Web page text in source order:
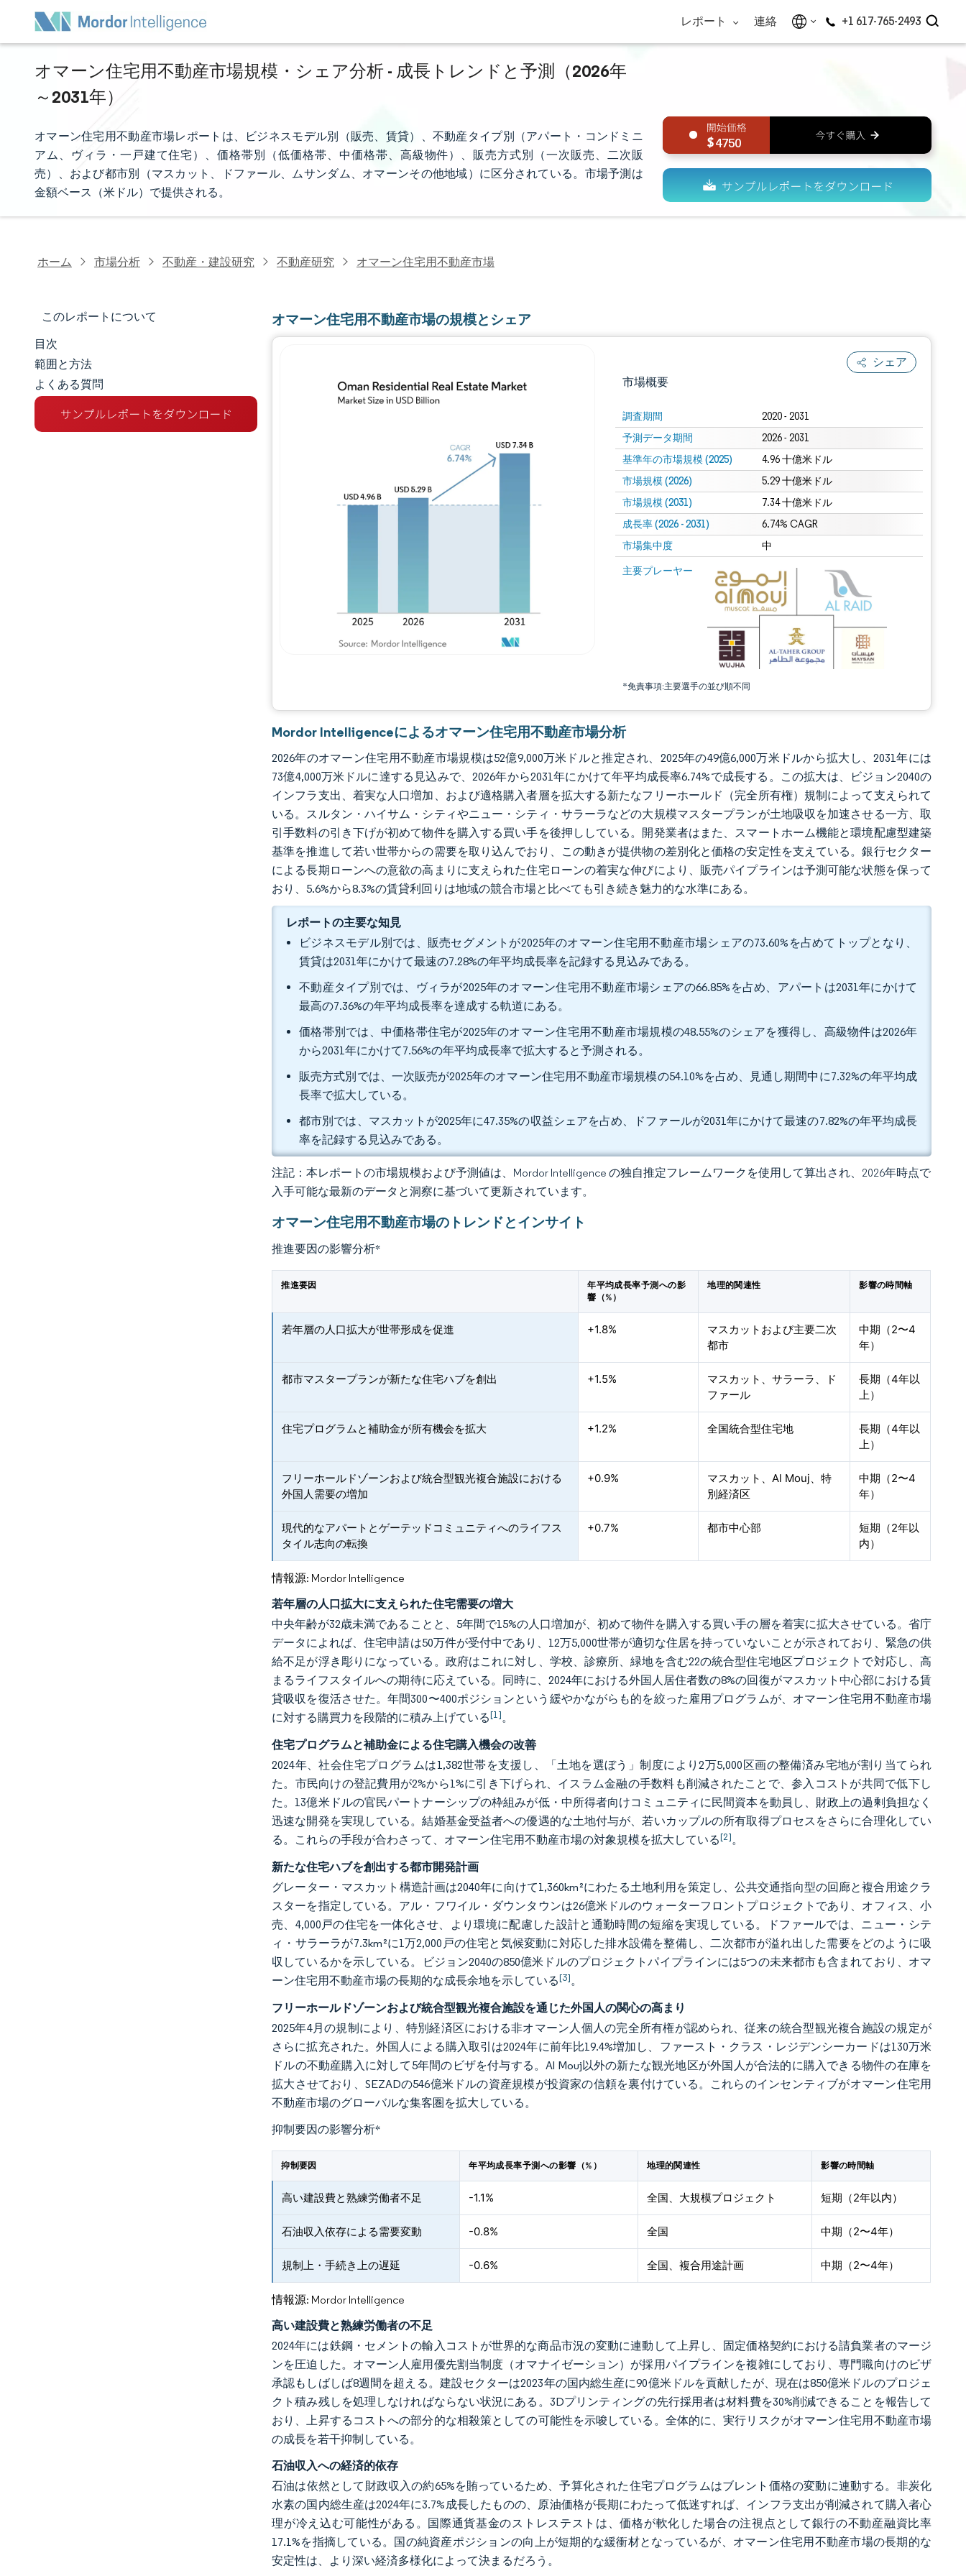
レポート 連絡 +1 617-765-2493
オマーン住宅用不動産市場規模・シェア分析 - 成長トレンドと予測（2026年
～2031年）
オマーン住宅用不動産市場レポートは、ビジネスモデル別（販売、賃貸）、不動産タイプ別（アパート・コンドミニ
アム、ヴィラ・一戸建て住宅）、価格帯別（低価格帯、中価格帯、高級物件）、販売方式別（一次販売、二次販
売）、および都市別（マスカット、ドファール、ムサンダム、オマーンその他地域）に区分されている。市場予測は
金額ベース（米ドル）で提供される。
4750
ホーム 市場分析 不動産・建設研究 不動産研究 オマーン住宅用不動産市場
このレポートについて
市場規模とシェア
市場分析
トレンドとインサイト
目次
範囲と方法
よくある質問
オマーン住宅用不動産市場の規模とシェア
シェア
市場概要
調査期間 2020 - 2031
予測データ期間 2026 - 2031
基準年の市場規模 (2025) 4.96 十億米ドル
市場規模 (2026) 5.29 十億米ドル
市場規模 (2031) 7.34 十億米ドル
成長率 (2026 - 2031) 6.74% CAGR
市場集中度 中
主要プレーヤー
*免責事項:主要選手の並び順不同
画像 © Mordor Intelligence。再利用にはCC BY 4.0の表示が必要です。
画像 © Mordor Intelligence。再利用にはCC BY 4.0の表示が必要です。
Mordor Intelligenceによるオマーン住宅用不動産市場分析
2026年のオマーン住宅用不動産市場規模は52億9,000万米ドルと推定され、2025年の49億6,000万米ドルから拡大し、2031年には
73億4,000万米ドルに達する見込みで、2026年から2031年にかけて年平均成長率6.74%で成長する。この拡大は、ビジョン2040の
インフラ支出、着実な人口増加、および適格購入者層を拡大する新たなフリーホールド（完全所有権）規制によって支えられて
いる。スルタン・ハイサム・シティやニュー・シティ・サラーラなどの大規模マスタープランが土地吸収を加速させる一方、取
引手数料の引き下げが初めて物件を購入する買い手を後押ししている。開発業者はまた、スマートホーム機能と環境配慮型建築
基準を推進して若い世帯からの需要を取り込んでおり、この動きが提供物の差別化と価格の安定性を支えている。銀行セクター
による長期ローンへの意欲の高まりに支えられた住宅ローンの着実な伸びにより、販売パイプラインは予測可能な状態を保って
おり、5.6%から8.3%の賃貸利回りは地域の競合市場と比べても引き続き魅力的な水準にある。
レポートの主要な知見
ビジネスモデル別では、販売セグメントが2025年のオマーン住宅用不動産市場シェアの73.60%を占めてトップとなり、
賃貸は2031年にかけて最速の7.28%の年平均成長率を記録する見込みである。
不動産タイプ別では、ヴィラが2025年のオマーン住宅用不動産市場シェアの66.85%を占め、アパートは2031年にかけて
最高の7.36%の年平均成長率を達成する軌道にある。
価格帯別では、中価格帯住宅が2025年のオマーン住宅用不動産市場規模の48.55%のシェアを獲得し、高級物件は2026年
から2031年にかけて7.56%の年平均成長率で拡大すると予測される。
販売方式別では、一次販売が2025年のオマーン住宅用不動産市場規模の54.10%を占め、見通し期間中に7.32%の年平均成
長率で拡大している。
都市別では、マスカットが2025年に47.35%の収益シェアを占め、ドファールが2031年にかけて最速の7.82%の年平均成長
率を記録する見込みである。
注記：本レポートの市場規模および予測値は、Mordor Intelligence の独自推定フレームワークを使用して算出され、2026年時点で
入手可能な最新のデータと洞察に基づいて更新されています。
オマーン住宅用不動産市場のトレンドとインサイト
推進要因の影響分析*
推進要因
年平均成長率予測への影
響（%）
地理的関連性 影響の時間軸
若年層の人口拡大が世帯形成を促進 +1.8%
マスカットおよび主要二次
都市
中期（2〜4
年）
都市マスタープランが新たな住宅ハブを創出 +1.5%
マスカット、サラーラ、ド
ファール
長期（4年以
上）
住宅プログラムと補助金が所有機会を拡大 +1.2% 全国統合型住宅地
長期（4年以
上）
フリーホールドゾーンおよび統合型観光複合施設における
外国人需要の増加
+0.9%
マスカット、Al Mouj、特
別経済区
中期（2〜4
年）
現代的なアパートとゲーテッドコミュニティへのライフス
タイル志向の転換
+0.7% 都市中心部
短期（2年以
内）
情報源: Mordor Intelligence
若年層の人口拡大に支えられた住宅需要の増大
中央年齢が32歳未満であることと、5年間で15%の人口増加が、初めて物件を購入する買い手の層を着実に拡大させている。省庁
データによれば、住宅申請は50万件が受付中であり、12万5,000世帯が適切な住居を持っていないことが示されており、緊急の供
給不足が浮き彫りになっている。政府はこれに対し、学校、診療所、緑地を含む22の統合型住宅地区プロジェクトで対応し、高
まるライフスタイルへの期待に応えている。同時に、2024年における外国人居住者数の8%の回復がマスカット中心部における賃
貸吸収を復活させた。年間300〜400ポジションという緩やかながらも的を絞った雇用プログラムが、オマーン住宅用不動産市場
に対する購買力を段階的に積み上げている[1]。
住宅プログラムと補助金による住宅購入機会の改善
2024年、社会住宅プログラムは1,382世帯を支援し、「土地を選ぼう」制度により2万5,000区画の整備済み宅地が割り当てられ
た。市民向けの登記費用が2%から1%に引き下げられ、イスラム金融の手数料も削減されたことで、参入コストが共同で低下し
た。13億米ドルの官民パートナーシップの枠組みが低・中所得者向けコミュニティに民間資本を動員し、財政上の過剰負担なく
迅速な開発を実現している。結婚基金受益者への優遇的な土地付与が、若いカップルの所有取得プロセスをさらに合理化してい
る。これらの手段が合わさって、オマーン住宅用不動産市場の対象規模を拡大している[2]。
新たな住宅ハブを創出する都市開発計画
グレーター・マスカット構造計画は2040年に向けて1,360km²にわたる土地利用を策定し、公共交通指向型の回廊と複合用途クラ
スターを指定している。アル・フワイル・ダウンタウンは26億米ドルのウォーターフロントプロジェクトであり、オフィス、小
売、4,000戸の住宅を一体化させ、より環境に配慮した設計と通勤時間の短縮を実現している。ドファールでは、ニュー・シテ
ィ・サラーラが7.3km²に1万2,000戸の住宅と気候変動に対応した排水設備を整備し、二次都市が溢れ出した需要をどのように吸
収しているかを示している。ビジョン2040の850億米ドルのプロジェクトパイプラインには5つの未来都市も含まれており、オマ
ーン住宅用不動産市場の長期的な成長余地を示している[3]。
フリーホールドゾーンおよび統合型観光複合施設を通じた外国人の関心の高まり
2025年4月の規制により、特別経済区における非オマーン人個人の完全所有権が認められ、従来の統合型観光複合施設の規定が
さらに拡充された。外国人による購入取引は2024年に前年比19.4%増加し、ファースト・クラス・レジデンシーカードは130万米
ドルの不動産購入に対して5年間のビザを付与する。Al Mouj以外の新たな観光地区が外国人が合法的に購入できる物件の在庫を
拡大させており、SEZADの546億米ドルの資産規模が投資家の信頼を裏付けている。これらのインセンティブがオマーン住宅用
不動産市場のグローバルな集客圏を拡大している。
抑制要因の影響分析*
抑制要因 年平均成長率予測への影響（%） 地理的関連性 影響の時間軸
高い建設費と熟練労働者不足 -1.1% 全国、大規模プロジェクト 短期（2年以内）
石油収入依存による需要変動 -0.8% 全国 中期（2〜4年）
規制上・手続き上の遅延 -0.6% 全国、複合用途計画 中期（2〜4年）
情報源: Mordor Intelligence
高い建設費と熟練労働者の不足
2024年には鉄鋼・セメントの輸入コストが世界的な商品市況の変動に連動して上昇し、固定価格契約における請負業者のマージ
ンを圧迫した。オマーン人雇用優先割当制度（オマナイゼーション）が採用パイプラインを複雑にしており、専門職向けのビザ
承認もしばしば8週間を超える。建設セクターは2023年の国内総生産に90億米ドルを貢献したが、現在は850億米ドルのプロジェ
クト積み残しを処理しなければならない状況にある。3Dプリンティングの先行採用者は材料費を30%削減できることを報告して
おり、上昇するコストへの部分的な相殺策としての可能性を示唆している。全体的に、実行リスクがオマーン住宅用不動産市場
の成長を若干抑制している。
石油収入への経済的依存
石油は依然として財政収入の約65%を賄っているため、予算化された住宅プログラムはブレント価格の変動に連動する。非炭化
水素の国内総生産は2024年に3.7%成長したものの、原油価格が長期にわたって低迷すれば、インフラ支出が削減されて購入者心
理が冷え込む可能性がある。国際通貨基金のストレステストは、価格が軟化した場合の注視点として銀行の不動産融資比率
17.1%を指摘している。国の純資産ポジションの向上が短期的な緩衝材となっているが、オマーン住宅用不動産市場の長期的な
安定性は、より深い経済多様化によって決まるだろう。